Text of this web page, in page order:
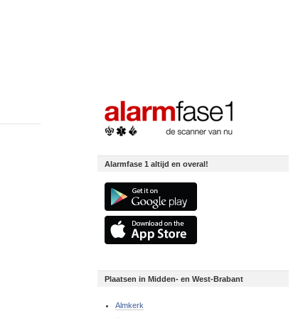
Alarmfase 1 altijd en overal!
Plaatsen in Midden- en West-Brabant
Almkerk